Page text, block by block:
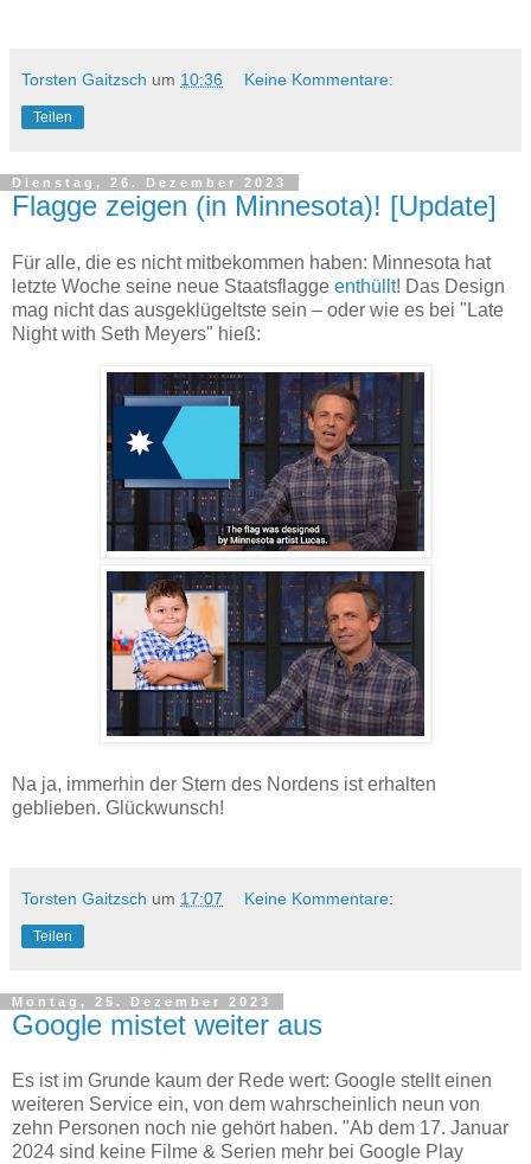
Torsten Gaitzsch um 10:36 Keine Kommentare:
Teilen
Dienstag, 26. Dezember 2023
Flagge zeigen (in Minnesota)! [Update]
Für alle, die es nicht mitbekommen haben: Minnesota hat
letzte Woche seine neue Staatsflagge enthüllt! Das Design
mag nicht das ausgeklügeltste sein – oder wie es bei "Late
Night with Seth Meyers" hieß:
Na ja, immerhin der Stern des Nordens ist erhalten
geblieben. Glückwunsch!
Torsten Gaitzsch um 17:07 Keine Kommentare:
Teilen
Montag, 25. Dezember 2023
Google mistet weiter aus
Es ist im Grunde kaum der Rede wert: Google stellt einen
weiteren Service ein, von dem wahrscheinlich neun von
zehn Personen noch nie gehört haben. "Ab dem 17. Januar
2024 sind keine Filme & Serien mehr bei Google Play